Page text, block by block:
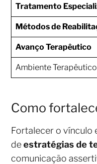
Tratamento
Métodos de
Avanço Terapêutico
Ambiente Terapêutico
Como
Fortalecer o vínculo
deestratégias de
comunicação